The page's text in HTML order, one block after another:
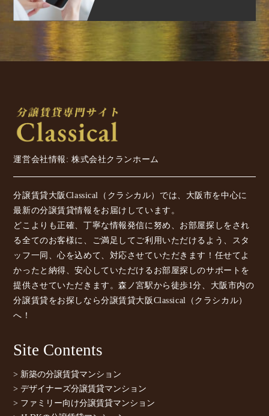
運営会社情報: 株式会社クランホーム
分譲賃貸大阪Classical（クラシカル）では、大阪市を中心に
最新の分譲賃貸情報をお届けしています。
どこよりも正確、丁寧な情報発信に努め、お部屋探しをされ
る全てのお客様に、ご満足してご利用いただけるよう、スタ
ッフ一同、心を込めて、対応させていただきます！任せてよ
かったと納得、安心していただけるお部屋探しのサポートを
提供させていただきます。森ノ宮駅から徒歩1分、大阪市内の
分譲賃貸をお探しなら分譲賃貸大阪Classical（クラシカル）
へ！
Site Contents
> 新築の分譲賃貸マンション
> デザイナーズ分譲賃貸マンション
> ファミリー向け分譲賃貸マンション